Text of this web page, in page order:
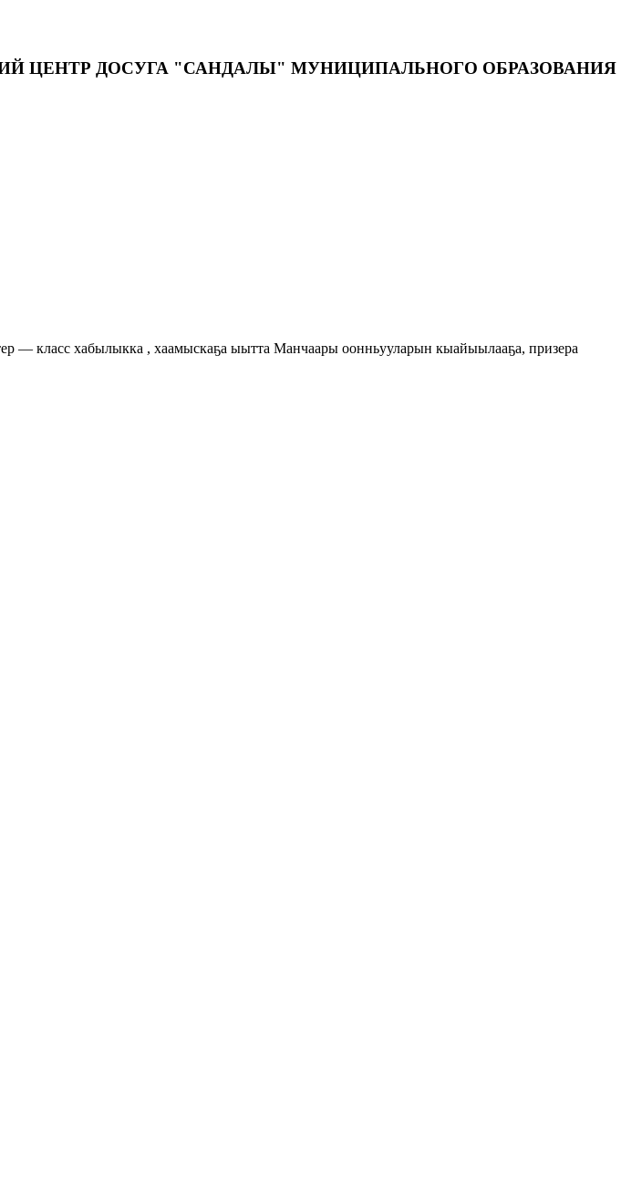
ЦЕНТР ДОСУГА "САНДАЛЫ" МУНИЦИПАЛЬНОГО ОБРАЗОВАНИЯ
— класс хабылыкка , хаамыскаҕа ыытта Манчаары оонньууларын кыайыылааҕа, призера